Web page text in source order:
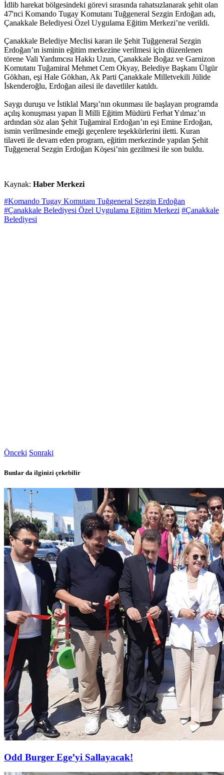
İdlib harekat bölgesindeki görevi sırasında rahatsızlanarak şehit olan
47'nci Komando Tugay Komutanı Tuğgeneral Sezgin Erdoğan adı,
Çanakkale Belediyesi Özel Uygulama Eğitim Merkezi’ne verildi.
Çanakkale Belediye Meclisi kararı ile Şehit Tuğgeneral Sezgin
Erdoğan’ın isminin eğitim merkezine verilmesi için düzenlenen
törene Vali Yardımcısı Hakkı Uzun, Çanakkale Boğaz ve Garnizon
Komutanı Tuğamiral Mehmet Cem Okyay, Belediye Başkanı Ülgür
Gökhan, eşi Hale Gökhan, Ak Parti Çanakkale Milletvekili Jülide
İskenderoğlu, Erdoğan ailesi ile davetliler katıldı.
Saygı duruşu ve İstiklal Marşı’nın okunması ile başlayan programda
açılış konuşması yapan İl Milli Eğitim Müdürü Ferhat Yılmaz’ın
ardından söz alan Şehit Tuğamiral Erdoğan’ın eşi Emine Erdoğan,
ismin verilmesinde emeği geçenlere teşekkürlerini iletti. Kuran
tilaveti ile devam eden program, eğitim merkezinde yapılan Şehit
Tuğgeneral Sezgin Erdoğan Köşesi’nin gezilmesi ile son buldu.
Kaynak: Haber Merkezi
#Komando Tugay Komutanı Tuğgeneral Sezgin Erdoğan
#Çanakkale Belediyesi Özel Uygulama Eğitim Merkezi #Çanakkale
Belediyesi
Önceki Sonraki
Bunlar da ilginizi çekebilir
Odd Burger Ege’yi Sallayacak!